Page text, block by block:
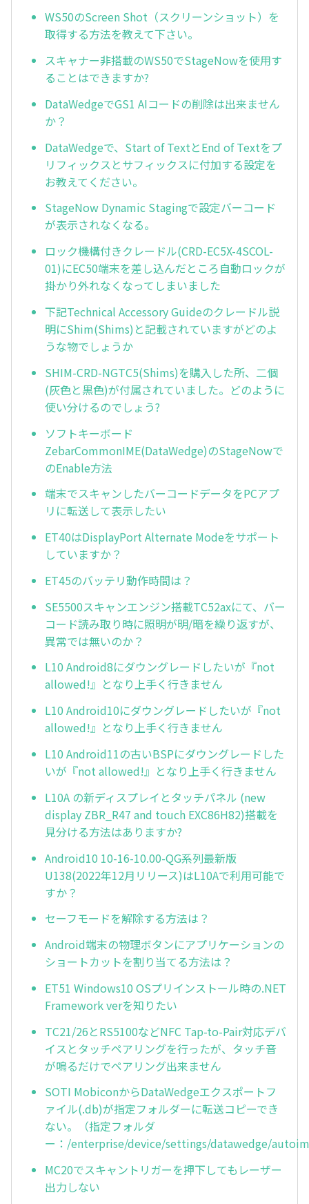
WS50のScreen Shot（スクリーンショット）を
取得する方法を教えて下さい。
スキャナー非搭載のWS50でStageNowを使用す
ることはできますか?
DataWedgeでGS1 AIコードの削除は出来ません
か？
DataWedgeで、Start of TextとEnd of Textをプ
リフィックスとサフィックスに付加する設定を
お教えてください。
StageNow Dynamic Stagingで設定バーコード
が表示されなくなる。
ロック機構付きクレードル(CRD-EC5X-4SCOL-
01)にEC50端末を差し込んだところ自動ロックが
掛かり外れなくなってしまいました
下記Technical Accessory Guideのクレードル説
明にShim(Shims)と記載されていますがどのよ
うな物でしょうか
SHIM-CRD-NGTC5(Shims)を購入した所、二個
(灰色と黒色)が付属されていました。どのように
使い分けるのでしょう?
ソフトキーボード
ZebarCommonIME(DataWedge)のStageNowで
のEnable方法
端末でスキャンしたバーコードデータをPCアプ
リに転送して表示したい
ET40はDisplayPort Alternate Modeをサポート
していますか？
ET45のバッテリ動作時間は？
SE5500スキャンエンジン搭載TC52axにて、バー
コード読み取り時に照明が明/暗を繰り返すが、
異常では無いのか？
L10 Android8にダウングレードしたいが『not
allowed!』となり上手く行きません
L10 Android10にダウングレードしたいが『not
allowed!』となり上手く行きません
L10 Android11の古いBSPにダウングレードした
いが『not allowed!』となり上手く行きません
L10A の新ディスプレイとタッチパネル (new
display ZBR_R47 and touch EXC86H82)搭載を
見分ける方法はありますか?
Android10 10-16-10.00-QG系列最新版
U138(2022年12月リリース)はL10Aで利用可能で
すか？
セーフモードを解除する方法は？
Android端末の物理ボタンにアプリケーションの
ショートカットを割り当てる方法は？
ET51 Windows10 OSプリインストール時の.NET
Framework verを知りたい
TC21/26とRS5100などNFC Tap-to-Pair対応デバ
イスとタッチペアリングを行ったが、タッチ音
が鳴るだけでペアリング出来ません
SOTI MobiconからDataWedgeエクスポートフ
ァイル(.db)が指定フォルダーに転送コピーでき
ない。（指定フォルダ
ー：/enterprise/device/settings/datawedge/
MC20でスキャントリガーを押下してもレーザー
出力しない